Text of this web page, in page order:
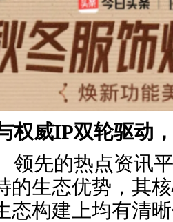
权威IP双轮驱动
领先的热点资讯
的生态优势，其
态构建上均有清